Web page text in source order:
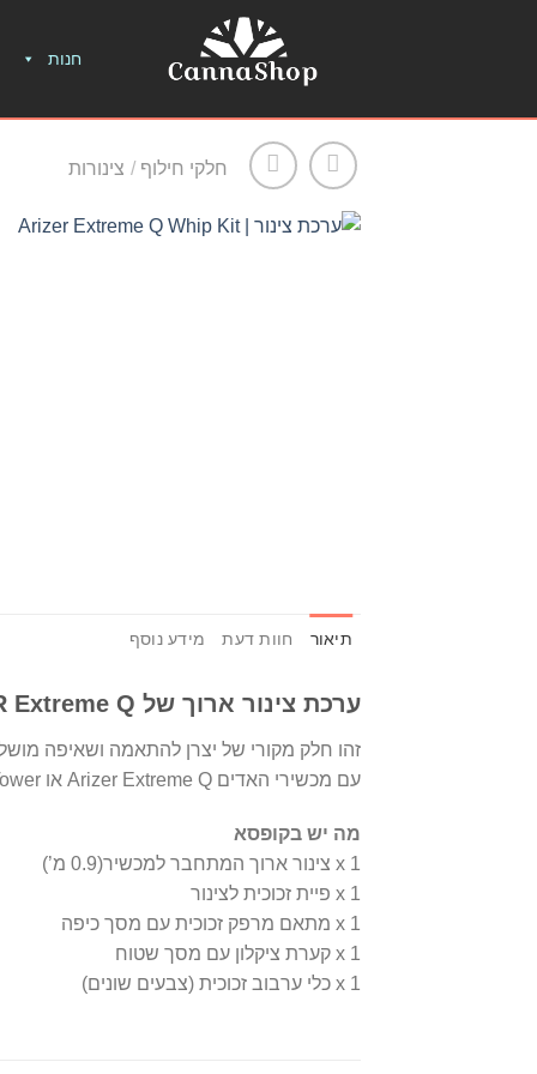
חנות
חלקי חילוף / צינורות
תיאור חוות דעת מידע נוסף
ערכת צינור ארוך של ARIZER Extreme Q
זהו חלק מקורי של יצרן להתאמה ושאיפה
עם מכשירי האדים Arizer Extreme Q או V-Tower.
מה יש בקופסא
x 1 צינור ארוך המתחבר למכשיר(0.9 מ’)
x 1 פיית זכוכית לצינור
x 1 מתאם מרפק זכוכית עם מסך כיפה
x 1 קערת ציקלון עם מסך שטוח
x 1 כלי ערבוב זכוכית (צבעים שונים)